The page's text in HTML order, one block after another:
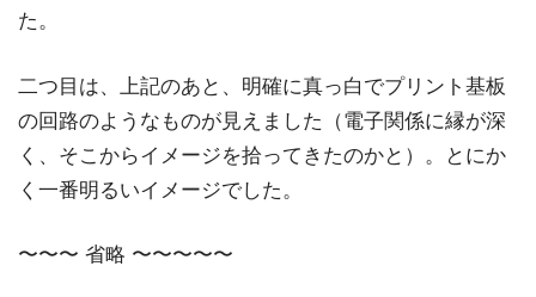
た。
二つ目は、上記のあと、明確に真っ白でプリント基板
の回路のようなものが見えました（電子関係に縁が深
く、そこからイメージを拾ってきたのかと）。とにか
く一番明るいイメージでした。
〜〜〜 省略 〜〜〜〜〜